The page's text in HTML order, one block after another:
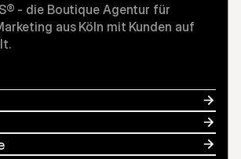
- die Boutique Agentur für
aus Köln mit Kunden auf